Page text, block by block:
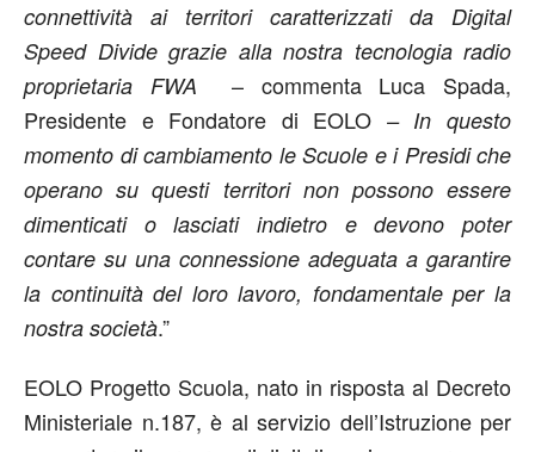
connettività ai territori caratterizzati da Digital
Speed Divide grazie alla nostra tecnologia radio
proprietaria FWA
– commenta Luca Spada,
Presidente e Fondatore di EOLO – In questo
momento di cambiamento le Scuole e i Presidi che
operano su questi territori non possono essere
dimenticati o lasciati indietro e devono poter
contare su una connessione adeguata a garantire
la continuità del loro lavoro, fondamentale per la
nostra società.”
EOLO Progetto Scuola, nato in risposta al Decreto
Ministeriale n.187, è al servizio dell’Istruzione per